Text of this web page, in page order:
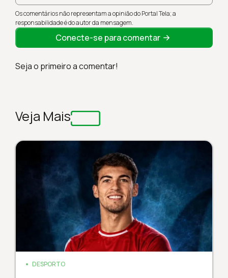
Os comentários não representam a opinião do Portal Tela; a
responsabilidade é do autor da mensagem.
Conecte-se para comentar
Seja o primeiro a comentar!
Veja Mais
DESPORTO